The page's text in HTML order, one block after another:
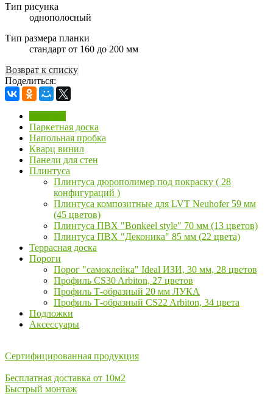
Тип рисунка
однополосный
Тип размера планки
стандарт от 160 до 200 мм
Возврат к списку
Поделиться:
Паркетная доска
Напольная пробка
Кварц винил
Панели для стен
Плинтуса
Плинтуса дюрополимер под покраску ( 28
конфигураций )
Плинтуса композитные для LVT Neuhofer 59 мм
(45 цветов)
Плинтуса ПВХ "Bonkeel style" 70 мм (13 цветов)
Плинтуса ПВХ "Деконика" 85 мм (22 цвета)
Террасная доска
Пороги
Порог "самоклейка" Ideal ИЗИ, 30 мм, 28 цветов
Профиль CS30 Arbiton, 27 цветов
Профиль Т-образный 20 мм ЛУКА
Профиль Т-образный CS22 Arbiton, 34 цвета
Подложки
Аксессуары
Сертифицированная продукция
Бесплатная доставка от 10м2
Быстрый монтаж